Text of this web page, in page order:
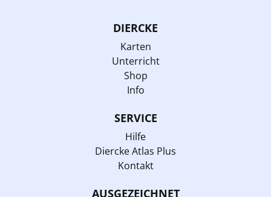
DIERCKE
Karten
Unterricht
Shop
Info
SERVICE
Hilfe
Diercke Atlas Plus
Kontakt
AUSGEZEICHNET